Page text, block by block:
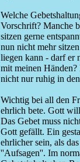
Welche
Vorschrift? Manche
sitzen gerne
nun nicht mehr
liegen kann - darf er
mit meinen
nicht nur ruhig in
Wichtig bei all den
ehrlich bete. Gott
Das Gebet muss
Gott gefällt. Ein
ehrlicher sein, als
''Aufsagen''. Im